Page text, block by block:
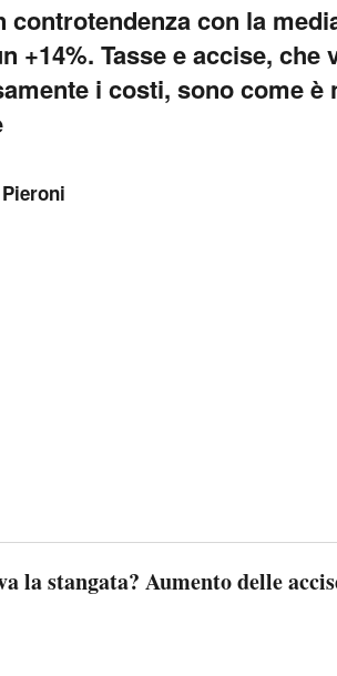
controtendenza con la
+14%. Tasse e accise, che
i costi, sono come è
la stangata? Aumento delle